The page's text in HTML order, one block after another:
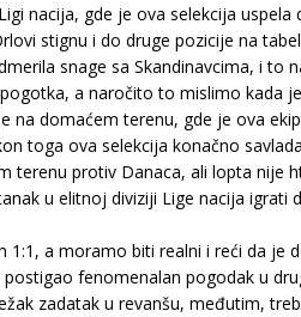
nacija, gde je ova selekcija
stignu i do druge pozicije na
snage sa Skandinavcima, i
a naročito to mislimo kada
na domaćem terenu, gde je ova
toga ova selekcija konačno
terenu protiv Danaca, ali lopta nije
u elitnoj diviziji Lige nacija
1:1, a moramo biti realni i reći da je
fenomenalan pogodak u
zadatak u revanšu, međutim,